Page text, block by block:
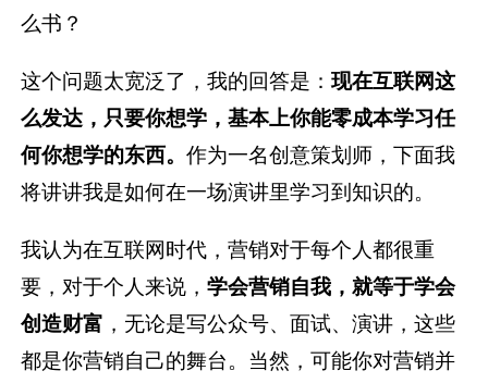
么书？
这个问题太宽泛了，我的回答是：现在互联网这
么发达，只要你想学，基本上你能零成本学习任
何你想学的东西。作为一名创意策划师，下面我
将讲讲我是如何在一场演讲里学习到知识的。
我认为在互联网时代，营销对于每个人都很重
要，对于个人来说，学会营销自我，就等于学会
创造财富 ，无论是写公众号、面试、演讲，这些
都是你营销自己的舞台。当然，可能你对营销并